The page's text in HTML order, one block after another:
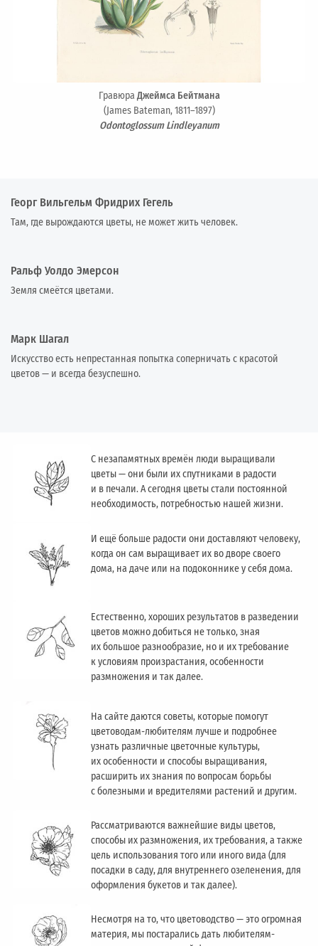
ГравюраДжеймса Бейтмана
(James Bateman, 1811–1897)
Odontoglossum Lindleyanum
Георг Вильгельм Фридрих Гегель
Там, где вырождаются цветы, не может жить человек.
Ральф Уолдо Эмерсон
Земля смеётся цветами.
Марк Шагал
Искусство есть непрестанная попытка соперничать с красотой
цветов — и всегда безуспешно.
С незапамятных времён люди выращивали
цветы — они были их спутниками в радости
и в печали. А сегодня цветы стали постоянной
необходимость, потребностью нашей жизни.
И ещё больше радости они доставляют человеку,
когда он сам выращивает их во дворе своего
дома, на даче или на подоконнике у себя дома.
Естественно, хороших результатов в разведении
цветов можно добиться не только, зная
их большое разнообразие, но и их требование
к условиям произрастания, особенности
размножения и так далее.
На сайте даются советы, которые помогут
цветоводам-любителям лучше и подробнее
узнать различные цветочные культуры,
их особенности и способы выращивания,
расширить их знания по вопросам борьбы
с болезными и вредителями растений и другим.
Рассматриваются важнейшие виды цветов,
способы их размножения, их требования, а также
цель использования того или иного вида (для
посадки в саду, для внутреннего озеленения, для
оформления букетов и так далее).
Несмотря на то, что цветоводство — это огромная
материя, мы постарались дать любителям-